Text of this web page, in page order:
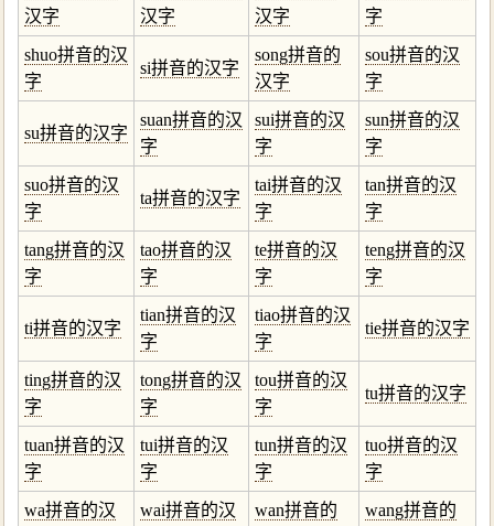
汉字
汉字
汉字
字
shuo拼音的汉
字
si拼音的汉字
song拼音的
汉字
sou拼音的汉
字
su拼音的汉字
suan拼音的汉
字
sui拼音的汉
字
sun拼音的汉
字
suo拼音的汉
字
ta拼音的汉字
tai拼音的汉
字
tan拼音的汉
字
tang拼音的汉
字
tao拼音的汉
字
te拼音的汉
字
teng拼音的汉
字
ti拼音的汉字
tian拼音的汉
字
tiao拼音的汉
字
tie拼音的汉字
ting拼音的汉
字
tong拼音的汉
字
tou拼音的汉
字
tu拼音的汉字
tuan拼音的汉
字
tui拼音的汉
字
tun拼音的汉
字
tuo拼音的汉
字
wa拼音的汉
wai拼音的汉
wan拼音的
wang拼音的